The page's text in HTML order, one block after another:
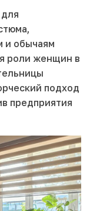
и обычаям
роли женщин в
подход
предприятия